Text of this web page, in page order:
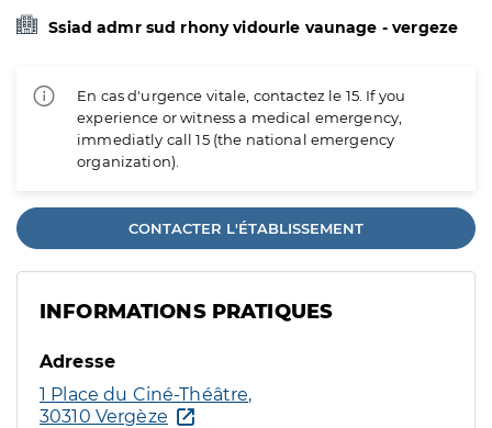
Ssiad admr sud rhony vidourle vaunage - vergeze
En cas d'urgence vitale, contactez le 15. If you
experience or witness a medical emergency,
immediatly call 15 (the national emergency
organization).
CONTACTER L'ÉTABLISSEMENT
INFORMATIONS PRATIQUES
Adresse
1 Place du Ciné-Théâtre,
30310 Vergèze